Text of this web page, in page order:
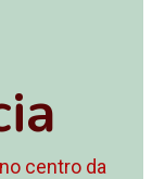
centro da